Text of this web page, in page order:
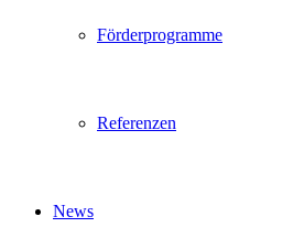
Förderprogramme
Referenzen
News